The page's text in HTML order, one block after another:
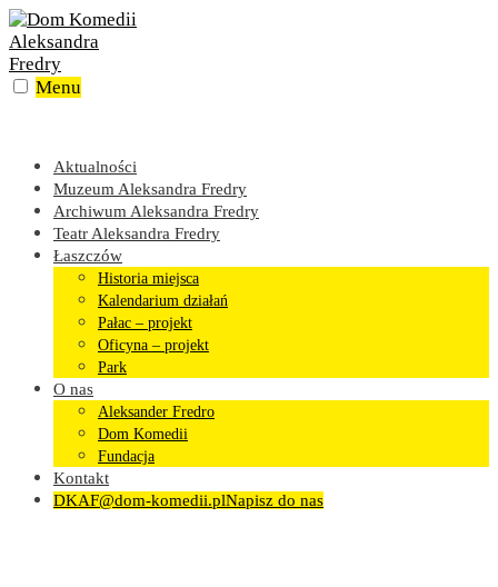
Skip
to
content
Menu
Aktualności
Muzeum Aleksandra Fredry
Archiwum Aleksandra Fredry
Teatr Aleksandra Fredry
Łaszczów
Historia miejsca
Kalendarium działań
Pałac – projekt
Oficyna – projekt
Park
O nas
Aleksander Fredro
Dom Komedii
Fundacja
Kontakt
DKAF@dom-komedii.plNapisz do nas